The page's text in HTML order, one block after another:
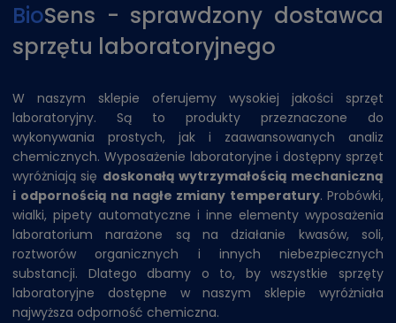
BioSens - sprawdzony dostawca
sprzętu laboratoryjnego
W naszym sklepie oferujemy wysokiej jakości sprzęt
laboratoryjny. Są to produkty przeznaczone do
wykonywania prostych, jak i zaawansowanych analiz
chemicznych. Wyposażenie laboratoryjne i dostępny sprzęt
wyróżniają się doskonałą wytrzymałością mechaniczną
i odpornością na nagłe zmiany temperatury. Probówki,
wialki, pipety automatyczne i inne elementy wyposażenia
laboratorium narażone są na działanie kwasów, soli,
roztworów organicznych i innych niebezpiecznych
substancji. Dlatego dbamy o to, by wszystkie sprzęty
laboratoryjne dostępne w naszym sklepie wyróżniała
najwyższa odporność chemiczna.